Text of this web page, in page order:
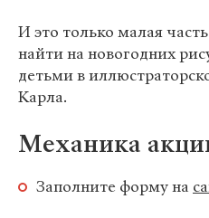
И это только малая
найти на новогодних
детьми в
Карла.
Механика
Заполните форму на